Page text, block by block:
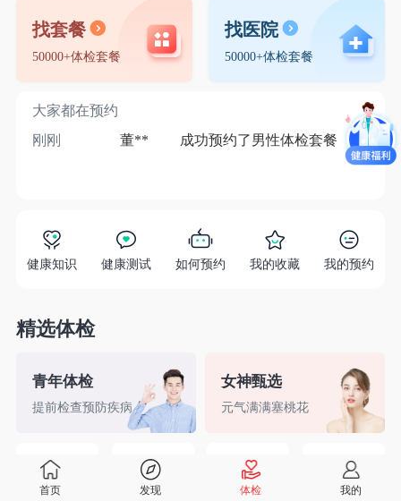
找套餐
50000+体检套餐
找医院
50000+体检套餐
大家都在预约
刚刚
董** 成功预约了男性体检套餐 1分
健康知识 健康测试 如何预约 我的收藏 我的预约
精选体检
青年体检
提前检查预防疾病
女神甄选
元气满满塞桃花
精英白领 备孕检查 入职体检 婚前检查
首页 发现 体检 我的